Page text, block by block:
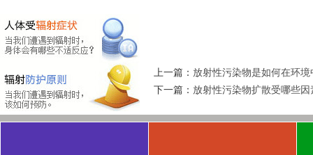
上一篇： 放射性污染物是如何在环
下一篇： 放射性污染物扩散受哪些